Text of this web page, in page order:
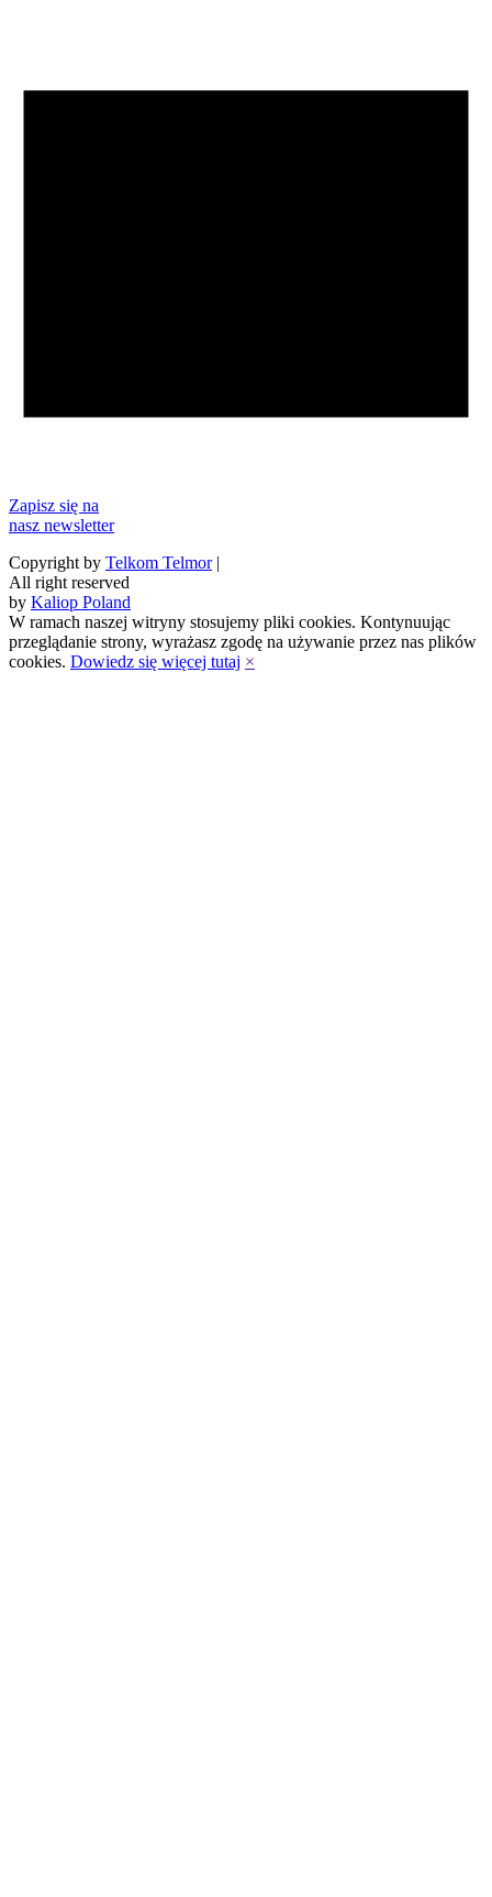
Zapisz się na
nasz newsletter
Copyright by Telkom Telmor|
All right reserved
by Kaliop Poland
W ramach naszej witryny stosujemy pliki cookies. Kontynuując
przeglądanie strony, wyrażasz zgodę na używanie przez nas plików
cookies. Dowiedz się więcej tutaj ×